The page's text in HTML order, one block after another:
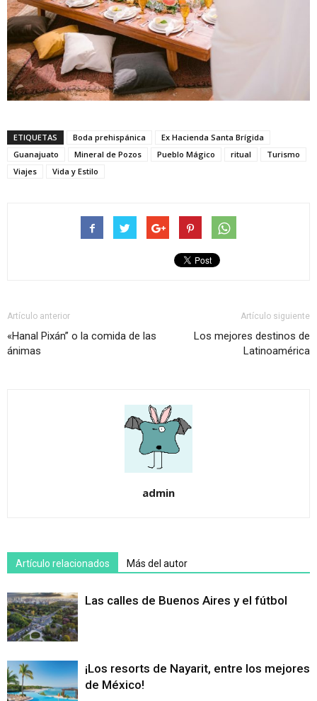
ETIQUETAS Boda prehispánica
Ex Hacienda Santa Brígida
Guanajuato
Mineral de Pozos Pueblo Mágico ritual
Turismo
Viajes
Vida y Estilo
Artículo anterior
«Hanal Pixán” o la comida de las
ánimas
Artículo siguiente
Los mejores destinos de
Latinoamérica
admin
Artículo relacionados Más del autor
Las calles de Buenos Aires y el fútbol
¡Los resorts de Nayarit, entre los mejores
de México!